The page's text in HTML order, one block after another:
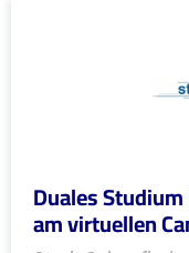
Duales
am virtuellen